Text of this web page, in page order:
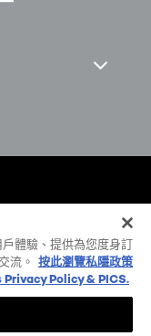
@ 2026 L'Oréal Paris
體驗、提供為您度身訂
流。 按此瀏覽私隱政策
Policy & PICS.